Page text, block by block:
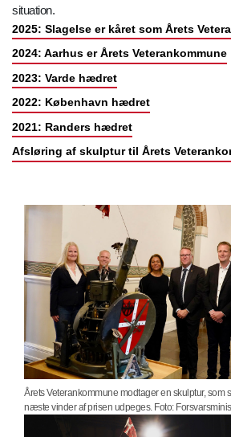
situation.
2025: Slagelse er kåret som Årets
2024: Aarhus er Årets Veterankommune
2023: Varde hædret
2022: København hædret
2021: Randers hædret
Afsløring af skulptur til Årets
Årets Veterankommune modtager en skulptur, som
næste vinder af prisen udpeges. Foto: